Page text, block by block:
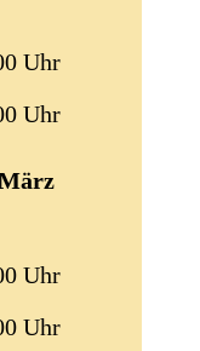
Uhr
Uhr
Uhr
Uhr